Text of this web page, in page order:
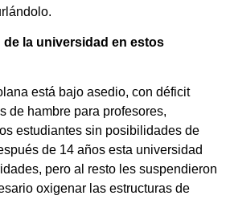
la universidad en estos
está bajo asedio, con déficit
de hambre para profesores,
estudiantes sin posibilidades de
de 14 años esta universidad
pero al resto les suspendieron
oxigenar las estructuras de